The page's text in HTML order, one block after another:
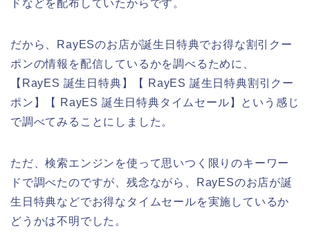
ドなどを配布していたからです。
だから、RayESのお店が誕生日特典でお得な割引クー
ポンの情報を配信しているかを調べるために、
【RayES 誕生日特典】【 RayES 誕生日特典割引クー
ポン】【 RayES 誕生日特典タイムセール】という感じ
で調べてみることにしました。
ただ、検索エンジンを使って思いつく限りのキーワー
ドで調べたのですが、残念ながら、RayESのお店が誕
生日特典などでお得なタイムセールを実施しているか
どうかは不明でした。